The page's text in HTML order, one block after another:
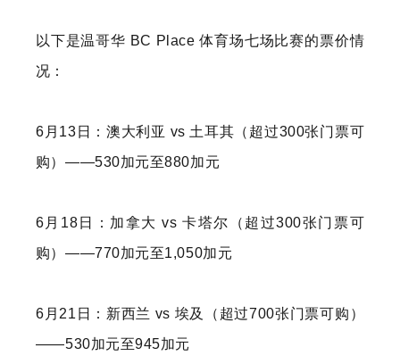
以下是温哥华 BC Place 体育场七场比赛的票价情
况：
6月13日：澳大利亚 vs 土耳其（超过300张门票可
购）——530加元至880加元
6月18日：加拿大 vs 卡塔尔（超过300张门票可
购）——770加元至1,050加元
6月21日：新西兰 vs 埃及（超过700张门票可购）
——530加元至945加元